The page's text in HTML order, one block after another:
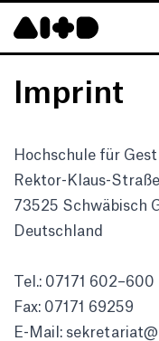
Imprint
Hochschule für
Rektor-Klaus-
73525 Schwäbisch
Deutschland
Tel.: 07171 602–600
Fax: 07171 69259
E-Mail: